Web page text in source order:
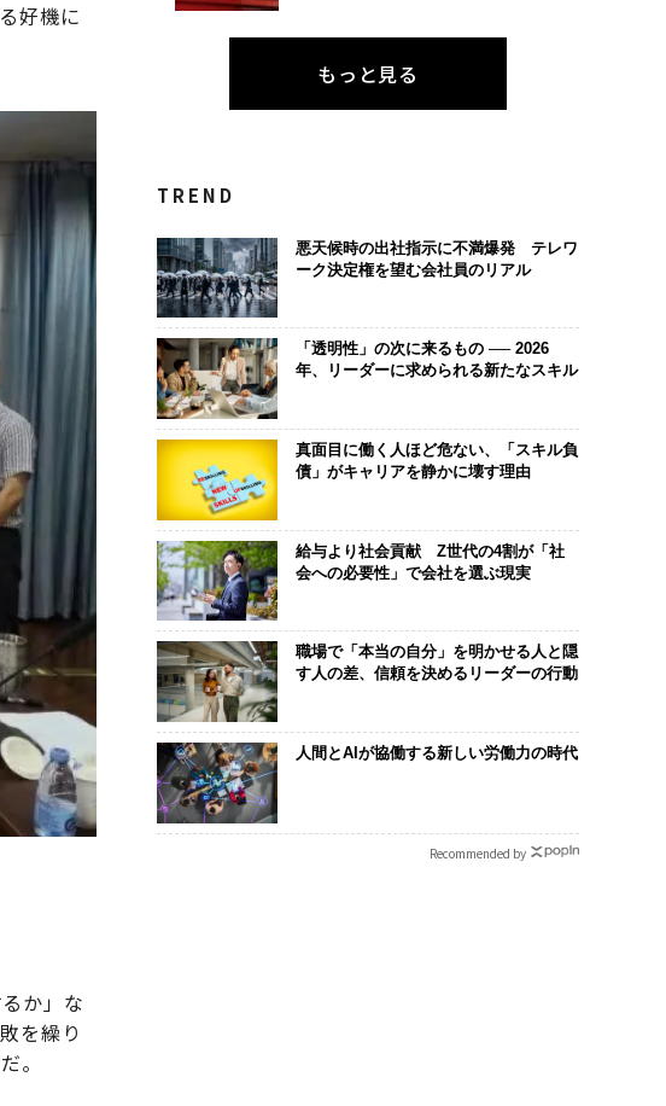
好機に
か」な
を繰り
。
もっと見る
TREND
悪天候時の出社指示に不満爆発 テレワ
ーク決定権を望む会社員のリアル
「透明性」の次に来るもの ── 2026
年、リーダーに求められる新たなスキル
真面目に働く人ほど危ない、「スキル負
債」がキャリアを静かに壊す理由
給与より社会貢献 Z世代の4割が「社
会への必要性」で会社を選ぶ現実
職場で「本当の自分」を明かせる人と隠
す人の差、信頼を決めるリーダーの行動
人間とAIが協働する新しい労働力の時代
Recommended by